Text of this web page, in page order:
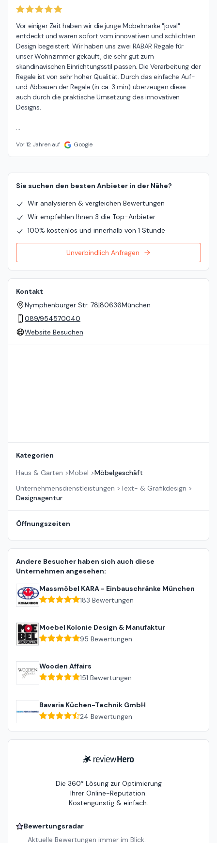
Vor einiger Zeit haben wir die junge Möbelmarke "joval"
entdeckt und waren sofort vom innovativen und schlichten
Design begeistert. Wir haben uns zwei RABAR Regale für
unser Wohnzimmer gekauft, die sehr gut zum
skandinavischen Einrichtungsstil passen. Die Verarbeitung der
Regale ist von sehr hoher Qualität. Durch das einfache Auf-
und Abbauen der Regale (in ca. 3 min) überzeugen diese
auch durch die praktische Umsetzung des innovativen
Designs.
…
Vor 12 Jahren auf Google
Sie suchen den besten Anbieter in der Nähe?
Wir analysieren & vergleichen Bewertungen
Wir empfehlen Ihnen 3 die Top-Anbieter
100% kostenlos und innerhalb von 1 Stunde
Unverbindlich Anfragen
Kontakt
Nymphenburger Str. 78|80636München
089/954570040
Website Besuchen
Kategorien
Haus & Garten >Möbel >Möbelgeschäft
Unternehmensdienstleistungen >Text- & Grafikdesign >
Designagentur
Öffnungszeiten
Andere Besucher haben sich auch diese
Unternehmen angesehen:
Massmöbel KARA - Einbauschränke München
183 Bewertungen
Moebel Kolonie Design & Manufaktur
95 Bewertungen
Wooden Affairs
151 Bewertungen
Bavaria Küchen-Technik GmbH
24 Bewertungen
ReviewHero
Die 360° Lösung zur Optimierung
Ihrer Online-Reputation.
Kostengünstig & einfach.
Bewertungsradar
Aktuelle Bewertungen immer im Blick.